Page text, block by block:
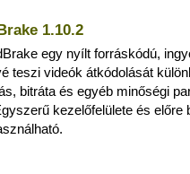
1.10.2
egy nyílt forráskódú,
teszi videók átkódolását
bitráta és egyéb minőségi
kezelőfelülete és előre